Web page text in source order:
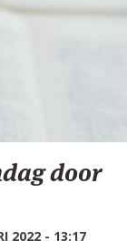
door
2022 - 13:17